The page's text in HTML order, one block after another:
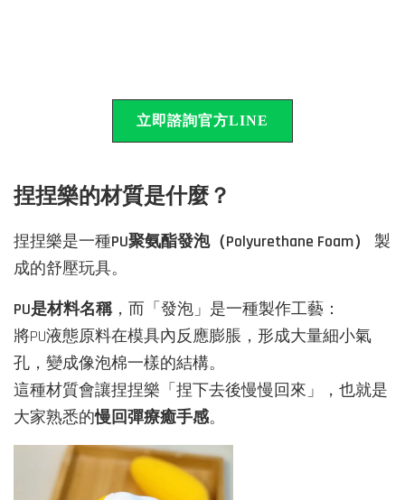
立即諮詢官方LINE
捏捏樂的材質是什麼？
捏捏樂是一種PU聚氨酯發泡（Polyurethane Foam）
製
成的舒壓玩具。
PU是材料名稱，而「發泡」是一種製作工藝：
將PU液態原料在模具內反應膨脹，形成大量細小氣
孔，變成像泡棉一樣的結構。
這種材質會讓捏捏樂「捏下去後慢慢回來」，也就是
大家熟悉的慢回彈療癒手感。